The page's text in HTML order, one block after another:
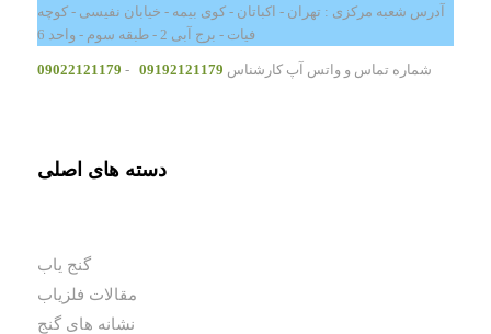
آدرس شعبه مرکزی : تهران - اکباتان - کوی بیمه - خیابان نفیسی - کوچه
فیات - برج آبی 2 - طبقه سوم - واحد 6
شماره تماس و واتس آپ کارشناس 09192121179
-
09022121179
دسته های اصلی
گنج یاب
مقالات فلزیاب
نشانه های گنج